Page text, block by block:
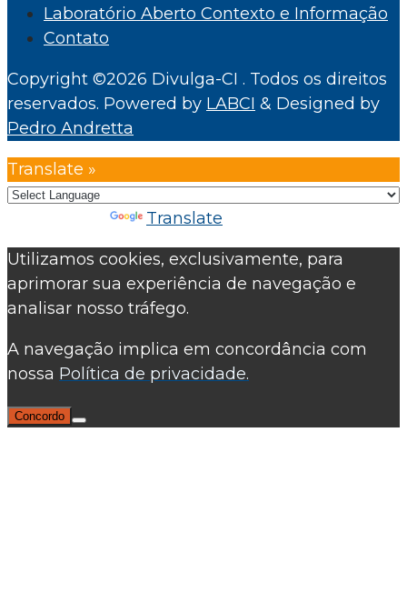
Laboratório Aberto Contexto e Informação
Contato
Copyright ©2026 Divulga-CI . Todos os direitos
reservados. Powered by LABCI & Designed by
Pedro Andretta
Translate »
Translate
Utilizamos cookies, exclusivamente, para
aprimorar sua experiência de navegação e
analisar nosso tráfego.
A navegação implica em concordância com
nossa Política de privacidade.
Concordo